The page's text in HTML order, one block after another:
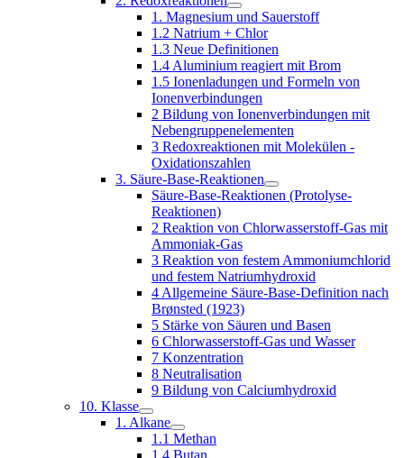
1. Magnesium und Sauerstoff
1.2 Natrium + Chlor
1.3 Neue Definitionen
1.4 Aluminium reagiert mit Brom
1.5 Ionenladungen und Formeln von
Ionenverbindungen
2 Bildung von Ionenverbindungen mit
Nebengruppenelementen
3 Redoxreaktionen mit Molekülen -
Oxidationszahlen
3. Säure-Base-Reaktionen
Säure-Base-Reaktionen (Protolyse-
Reaktionen)
2 Reaktion von Chlorwasserstoff-Gas mit
Ammoniak-Gas
3 Reaktion von festem Ammoniumchlorid
und festem Natriumhydroxid
4 Allgemeine Säure-Base-Definition nach
Brønsted (1923)
5 Stärke von Säuren und Basen
6 Chlorwasserstoff-Gas und Wasser
7 Konzentration
8 Neutralisation
9 Bildung von Calciumhydroxid
10. Klasse
1. Alkane
1.1 Methan
1.4 Butan